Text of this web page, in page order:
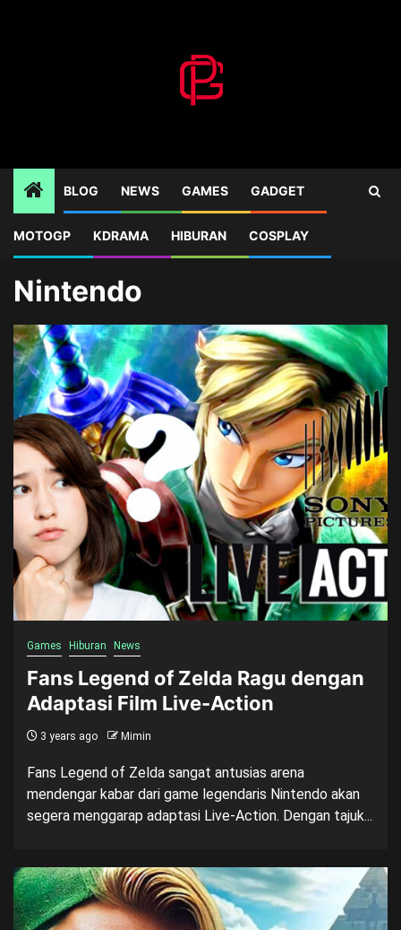
BLOG NEWS GAMES GADGET
MOTOGP KDRAMA HIBURAN COSPLAY
Home Blog Nintendo
Nintendo
Games Hiburan News
Fans Legend of Zelda Ragu dengan
Adaptasi Film Live-Action
3 years ago Mimin
Fans Legend of Zelda sangat antusias arena
mendengar kabar dari game legendaris Nintendo akan
segera menggarap adaptasi Live-Action. Dengan tajuk...